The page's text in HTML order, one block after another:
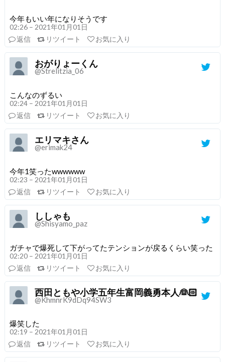
今年もいい年になりそうです
02:26 – 2021年01月01日
返信
リツイート お気に入り
おがりょーくん
@Strelitzia_06
こんなのずるい
02:24 – 2021年01月01日
返信
リツイート お気に入り
エリマキさん
@erimak24
今年1笑ったwwwwww
02:23 – 2021年01月01日
返信
リツイート お気に入り
ししゃも
@Shisyamo_paz
ガチャで爆死して下がってたテンションが戻るくらい笑った
02:20 – 2021年01月01日
返信
リツイート お気に入り
西田ともや小学五年生富岡義勇本人👰🏻
@KhmnrK9dDq94SW3
爆笑した
02:19 – 2021年01月01日
返信
リツイート お気に入り